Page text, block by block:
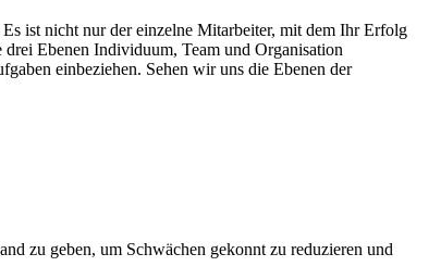
ist nicht nur der einzelne Mitarbeiter, mit dem Ihr Erfolg
Ebenen Individuum, Team und Organisation
einbeziehen. Sehen wir uns die Ebenen der
zu geben, um Schwächen gekonnt zu reduzieren und